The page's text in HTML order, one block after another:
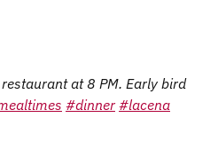
at 8 PM. Early bird
#dinner #lacena